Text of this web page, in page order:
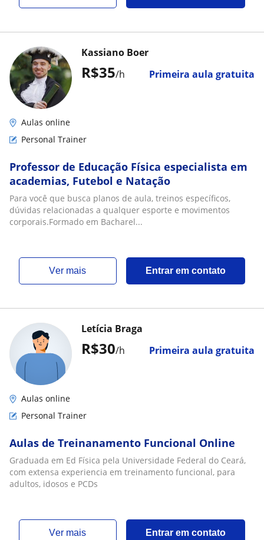
R$35/h Primeira aula gratuita
Kassiano Boer
Aulas online
Personal Trainer
Professor de Educação Física especialista em
academias, Futebol e Natação
Para você que busca planos de aula, treinos específicos,
dúvidas relacionadas a qualquer esporte e movimentos
corporais.Formado em Bacharel...
ver mais Entrar em contato
R$30/h Primeira aula gratuita
Letícia Braga
Aulas online
Personal Trainer
Aulas de Treinanamento Funcional Online
Graduada em Ed Física pela Universidade Federal do Ceará,
com extensa experiencia em treinamento funcional, para
adultos, idosos e PCDs
ver mais Entrar em contato